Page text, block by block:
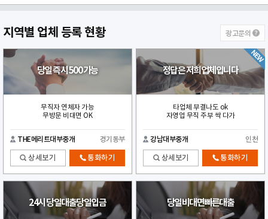
지역별 업체 등록 현황 광고문의
당일 즉시 500 가능
무직자 연체자 가능
무방문 비대면 OK
THE메리트대부중개 경기동부
상세보기 통화하기
정답은 저희업체입니다
타업체 부결나도 ok
자영업 무직 주부 싹 다가
강남대부중개 인천
상세보기 통화하기
24시 당일대출당일입금 당일비대면빠른대출